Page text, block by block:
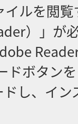
イルを閲
）」が
ドボタン
し、イ